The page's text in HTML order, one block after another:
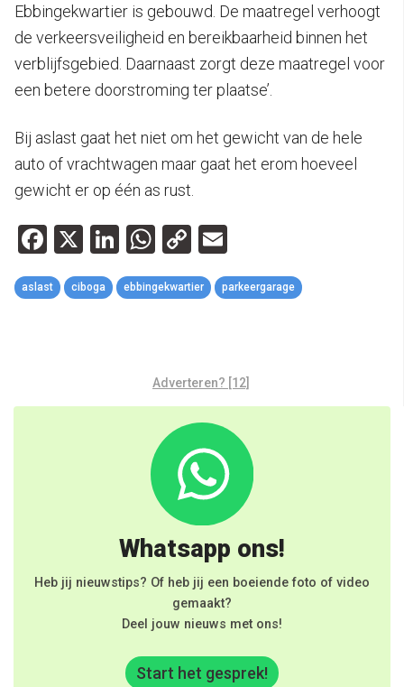
Ebbingekwartier is gebouwd. De maatregel verhoogt
de verkeersveiligheid en bereikbaarheid binnen het
verblijfsgebied. Daarnaast zorgt deze maatregel voor
een betere doorstroming ter plaatse’.
Bij aslast gaat het niet om het gewicht van de hele
auto of vrachtwagen maar gaat het erom hoeveel
gewicht er op één as rust.
Facebook
X LinkedIn
WhatsApp
Copy
Link
aslast ciboga ebbingekwartier parkeergarage
Adverteren? [12]
Whatsapp ons!
Heb jij nieuwstips? Of heb jij een boeiende foto of video
gemaakt?
Deel jouw nieuws met ons!
Start het gesprek!